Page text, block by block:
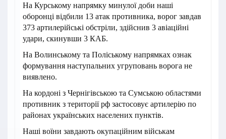
На Курському напрямку минулої доби наші
оборонці відбили 13 атак противника, ворог завдав
373 артилерійські обстріли, здійснив 3 авіаційні
удари, скинувши 3 КАБ.
На Волинському та Поліському напрямках ознак
формування наступальних угруповань ворога не
виявлено.
На кордоні з Чернігівською та Сумською областями
противник з території рф застосовує артилерію по
районах українських населених пунктів.
Наші воїни завдають окупаційним військам